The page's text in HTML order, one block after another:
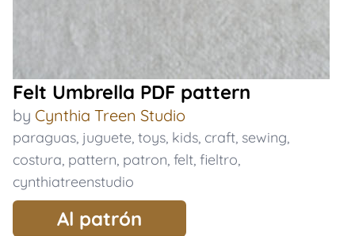
Felt Umbrella PDF pattern
by Cynthia Treen Studio
paraguas, juguete, toys, kids, craft, sewing,
costura, pattern, patron, felt, fieltro,
cynthiatreenstudio
Al patrón